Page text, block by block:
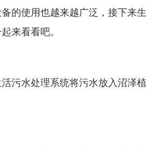
的使用也越来越广泛，接下来
来看看吧。
水处理系统将污水放入沼泽